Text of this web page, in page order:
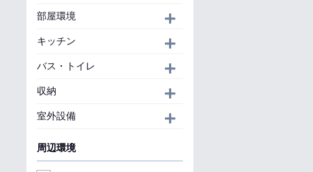
部屋環境
キッチン
バス・トイレ
収納
室外設備
周辺環境